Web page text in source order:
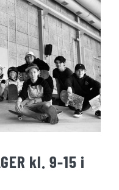
kl. 9-15 i